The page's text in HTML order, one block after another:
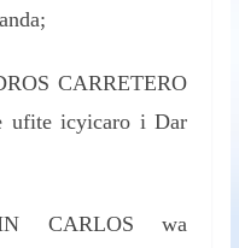
CARRETERO
ufite icyicaro i Dar
CARLOS wa